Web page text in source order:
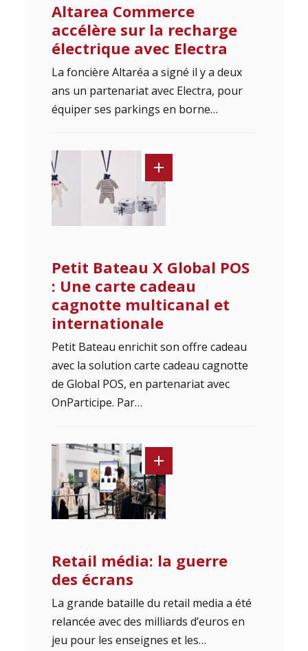
Altarea Commerce
accélère sur la recharge
électrique avec Electra
La foncière Altaréa a signé il y a deux
ans un partenariat avec Electra, pour
équiper ses parkings en borne…
Petit Bateau X Global POS
: Une carte cadeau
cagnotte multicanal et
internationale
Petit Bateau enrichit son offre cadeau
avec la solution carte cadeau cagnotte
de Global POS, en partenariat avec
OnParticipe. Par…
Retail média: la guerre
des écrans
La grande bataille du retail media a été
relancée avec des milliards d’euros en
jeu pour les enseignes et les…